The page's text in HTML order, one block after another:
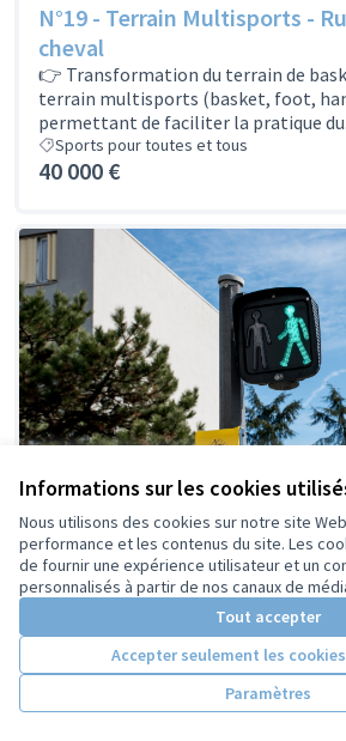
Informations sur les cookies
Nous utilisons des cookies sur notre site
performance et les contenus du site. Les
de fournir une expérience utilisateur et un
personnalisés à partir de nos canaux de
Tout accepter
Accepter seulement les
Paramètres
N°19 - Terrain Multisports -
cheval
👉 Transformation du terrain de
terrain multisports (basket, foot,
permettant de faciliter la pratique
Sports pour toutes et tous
40 000 €
N°49 - La ville plus facile pour
L'idée est d'ajouter des dispositifs
piétons afin de faciliter la traversée
un handicap visuel....
50 000 €